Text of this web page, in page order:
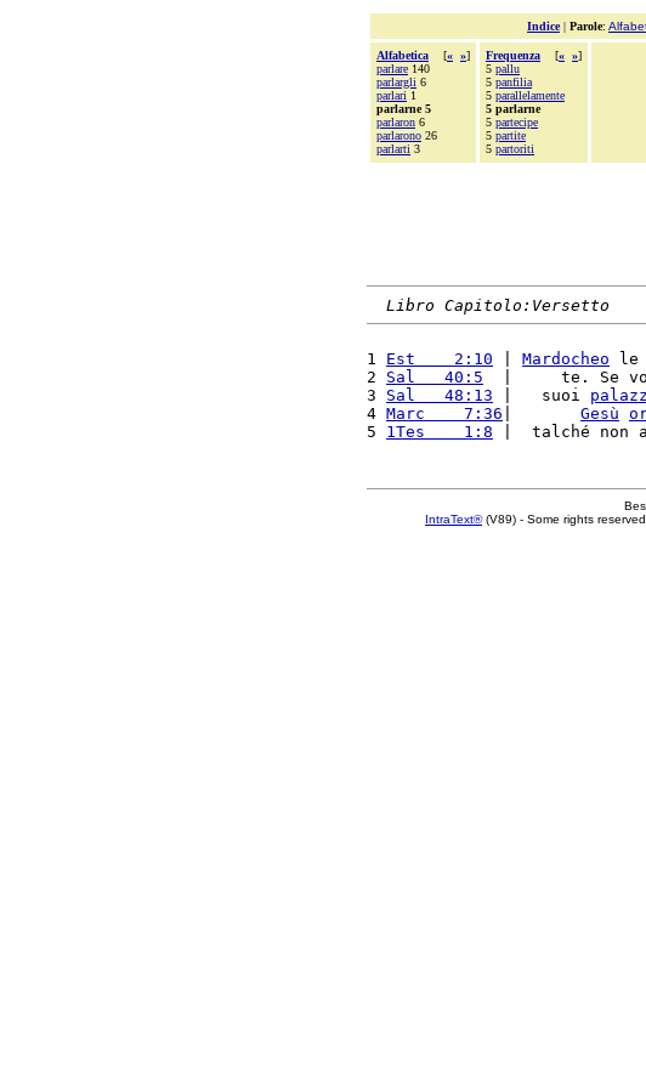
Indice| Parole:
Alfabetica [« »]
parlare 140
parlargli 6
parlari 1
parlarne 5
parlaron 6
parlarono 26
parlarti 3
Frequenza [« »]
5 pallu
5 panfilia
5 parallelamente
5 parlarne
5 partecipe
5 partite
5 partoriti
Libro Capitolo:Versetto
1 Est    2:10 Mardocheo le
2 Sal   40:5
|     te. Se
3 Sal   48:13 |   suoi
4 Marc    7:36 Gesù
5 1Tes    1:8 |  talché non
IntraText®(V89) - Some rights